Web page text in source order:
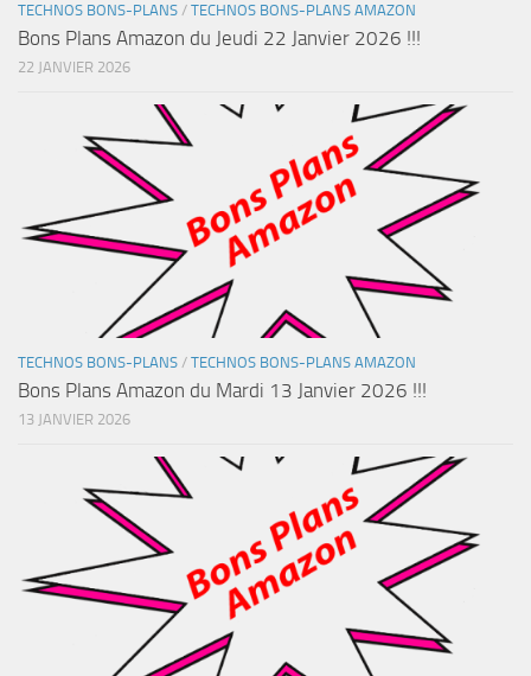
TECHNOS BONS-PLANS / TECHNOS BONS-PLANS AMAZON
Bons Plans Amazon du Jeudi 22 Janvier 2026 !!!
22 JANVIER 2026
TECHNOS BONS-PLANS / TECHNOS BONS-PLANS AMAZON
Bons Plans Amazon du Mardi 13 Janvier 2026 !!!
13 JANVIER 2026